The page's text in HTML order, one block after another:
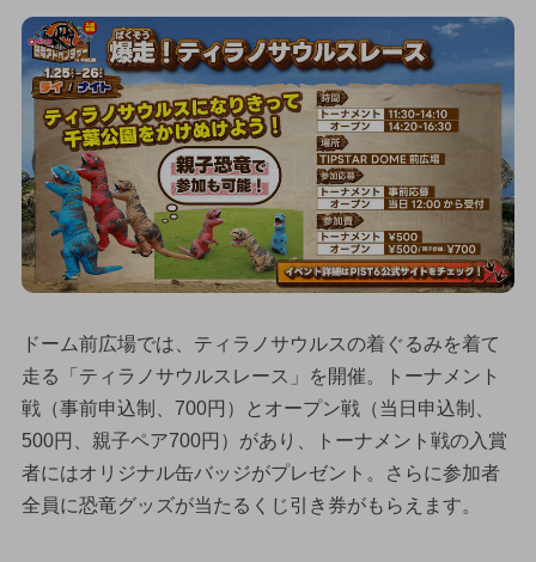
ドーム前広場では、ティラノサウルスの着ぐるみを着て
走る「ティラノサウルスレース」を開催。トーナメント
戦（事前申込制、700円）とオープン戦（当日申込制、
500円、親子ペア700円）があり、トーナメント戦の入賞
者にはオリジナル缶バッジがプレゼント。さらに参加者
全員に恐竜グッズが当たるくじ引き券がもらえます。